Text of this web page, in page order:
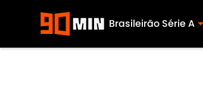
Brasileirão Série A